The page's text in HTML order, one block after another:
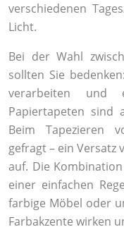
verschiedenen
Licht.
Bei der Wahl
sollten Sie
verarbeiten und
Papiertapeten sind
Beim Tapezieren
gefragt – ein
auf. Die
einer einfachen
farbige Möbel oder
Farbakzente wirken